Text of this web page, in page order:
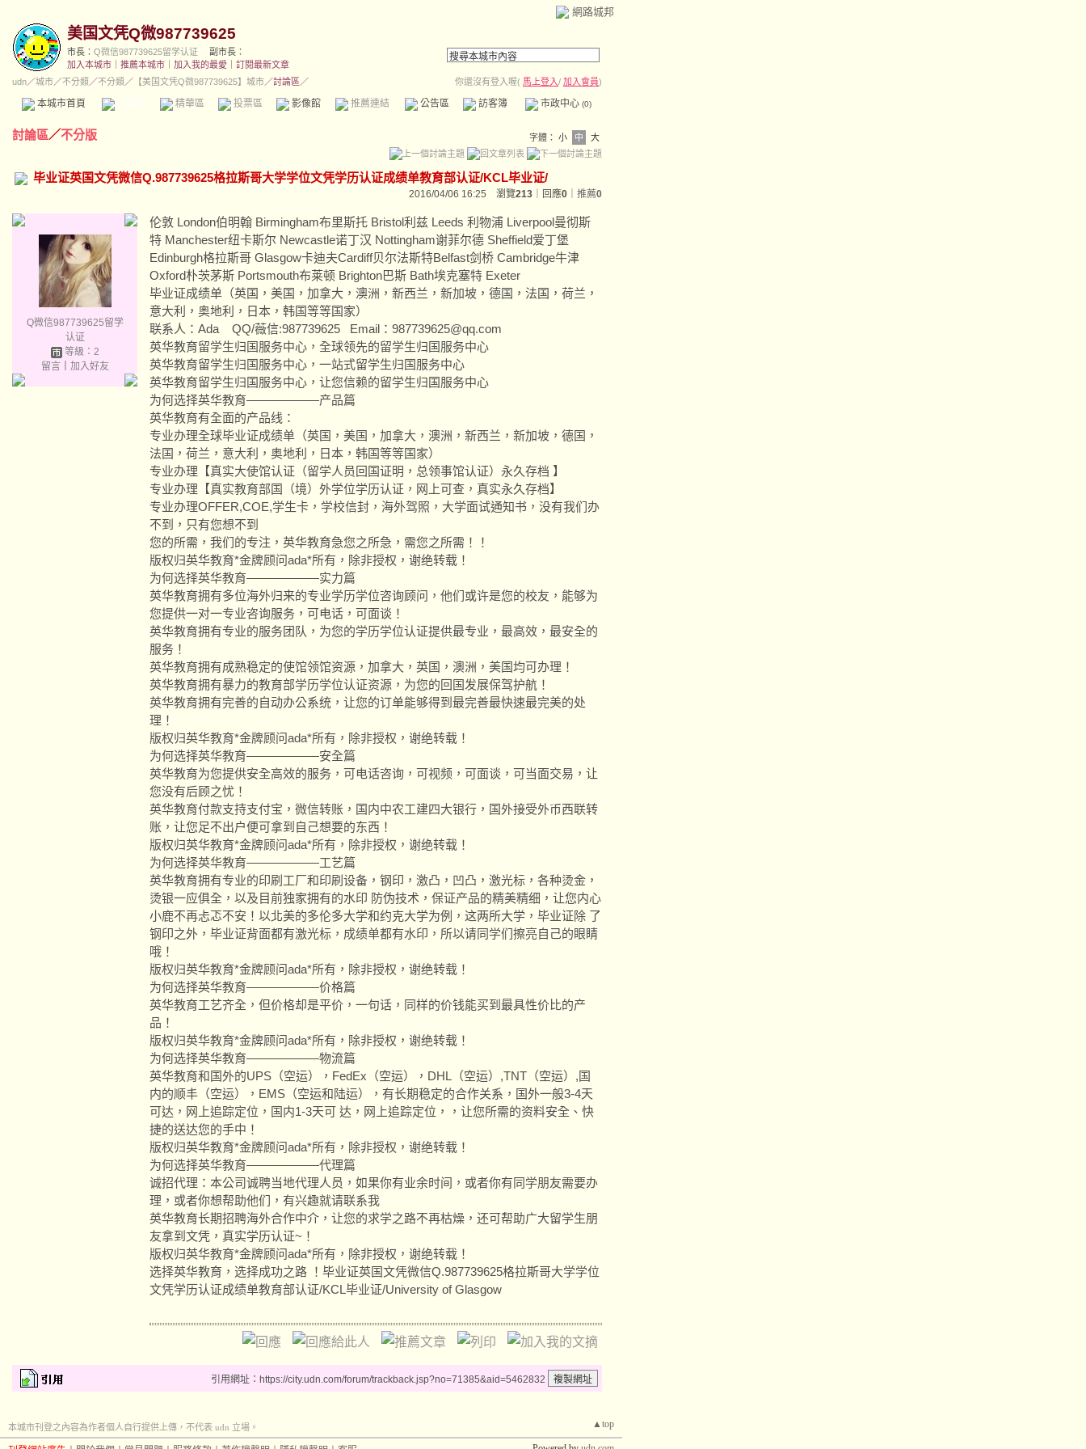
網路城邦
美国文凭Q微987739625
市長： Q微信987739625留学认证
副市長：
加入本城市
推薦本城市 加入我的最愛
訂閱最新文章
udn／城市／不分類 ／不分類 ／ 【美国文凭Q微987739625】城市／討論區／ 你還沒有登入喔( 馬上登入/ 加入會員)
本城市首頁 精華區 投票區 影像館 推薦連結 公告區 訪客簿 市政中心 (0)
討論區／不分版 字體： 小 中 大
毕业证英国文凭微信Q.987739625格拉斯哥大学学位文凭学历认证成绩单教育部认证/KCL毕业证/
2016/04/06 16:25 瀏覽213 ｜回應0 推薦0
Q微信987739625留学
认证
等級：2
留言｜ 加入好友
伦敦 London伯明翰 Birmingham布里斯托 Bristol利兹 Leeds 利物浦 Liverpool曼彻斯
特 Manchester纽卡斯尔 Newcastle诺丁汉 Nottingham谢菲尔德 Sheffield爱丁堡
Edinburgh格拉斯哥 Glasgow卡迪夫Cardiff贝尔法斯特Belfast剑桥 Cambridge牛津
Oxford朴茨茅斯 Portsmouth布莱顿 Brighton巴斯 Bath埃克塞特 Exeter
毕业证成绩单（英国，美国，加拿大，澳洲，新西兰，新加坡，德国，法国，荷兰，
意大利，奥地利，日本，韩国等等国家）
联系人：Ada QQ/薇信:987739625 Email：987739625@qq.com
英华教育留学生归国服务中心，全球领先的留学生归国服务中心
英华教育留学生归国服务中心，一站式留学生归国服务中心
英华教育留学生归国服务中心，让您信赖的留学生归国服务中心
为何选择英华教育——————产品篇
英华教育有全面的产品线：
专业办理全球毕业证成绩单（英国，美国，加拿大，澳洲，新西兰，新加坡，德国，
法国，荷兰，意大利，奥地利，日本，韩国等等国家）
专业办理【真实大使馆认证（留学人员回国证明，总领事馆认证）永久存档 】
专业办理【真实教育部国（境）外学位学历认证，网上可查，真实永久存档】
专业办理OFFER,COE,学生卡，学校信封，海外驾照，大学面试通知书，没有我们办
不到，只有您想不到
您的所需，我们的专注，英华教育急您之所急，需您之所需！！
版权归英华教育*金牌顾问ada*所有，除非授权，谢绝转载！
为何选择英华教育——————实力篇
英华教育拥有多位海外归来的专业学历学位咨询顾问，他们或许是您的校友，能够为
您提供一对一专业咨询服务，可电话，可面谈！
英华教育拥有专业的服务团队，为您的学历学位认证提供最专业，最高效，最安全的
服务！
英华教育拥有成熟稳定的使馆领馆资源，加拿大，英国，澳洲，美国均可办理！
英华教育拥有暴力的教育部学历学位认证资源，为您的回国发展保驾护航！
英华教育拥有完善的自动办公系统，让您的订单能够得到最完善最快速最完美的处
理！
版权归英华教育*金牌顾问ada*所有，除非授权，谢绝转载！
为何选择英华教育——————安全篇
英华教育为您提供安全高效的服务，可电话咨询，可视频，可面谈，可当面交易，让
您没有后顾之忧！
英华教育付款支持支付宝，微信转账，国内中农工建四大银行，国外接受外币西联转
账，让您足不出户便可拿到自己想要的东西！
版权归英华教育*金牌顾问ada*所有，除非授权，谢绝转载！
为何选择英华教育——————工艺篇
英华教育拥有专业的印刷工厂和印刷设备，钢印，激凸，凹凸，激光标，各种烫金，
烫银一应俱全，以及目前独家拥有的水印 防伪技术，保证产品的精美精细，让您内心
小鹿不再忐忑不安！以北美的多伦多大学和约克大学为例，这两所大学，毕业证除 了
钢印之外，毕业证背面都有激光标，成绩单都有水印，所以请同学们擦亮自己的眼睛
哦！
版权归英华教育*金牌顾问ada*所有，除非授权，谢绝转载！
为何选择英华教育——————价格篇
英华教育工艺齐全，但价格却是平价，一句话，同样的价钱能买到最具性价比的产
品！
版权归英华教育*金牌顾问ada*所有，除非授权，谢绝转载！
为何选择英华教育——————物流篇
英华教育和国外的UPS（空运），FedEx（空运），DHL（空运）,TNT（空运）,国
内的顺丰（空运），EMS（空运和陆运），有长期稳定的合作关系，国外一般3-4天
可达，网上追踪定位，国内1-3天可 达，网上追踪定位，，让您所需的资料安全、快
捷的送达您的手中！
版权归英华教育*金牌顾问ada*所有，除非授权，谢绝转载！
为何选择英华教育——————代理篇
诚招代理：本公司诚聘当地代理人员，如果你有业余时间，或者你有同学朋友需要办
理，或者你想帮助他们，有兴趣就请联系我
英华教育长期招聘海外合作中介，让您的求学之路不再枯燥，还可帮助广大留学生朋
友拿到文凭，真实学历认证~！
版权归英华教育*金牌顾问ada*所有，除非授权，谢绝转载！
选择英华教育，选择成功之路 ！毕业证英国文凭微信Q.987739625格拉斯哥大学学位
文凭学历认证成绩单教育部认证/KCL毕业证/University of Glasgow
引用網址：https://city.udn.com/forum/trackback.jsp?no=71385&aid=5462832
▲top
本城市刊登之內容為作者個人自行提供上傳，不代表 udn 立場。